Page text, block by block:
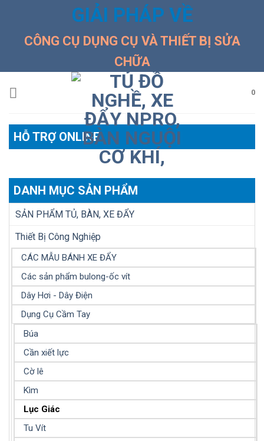
content
GIẢI PHÁP VỀ
CÔNG CỤ DỤNG CỤ VÀ THIẾT BỊ SỬA
CHỮA
0
HỖ TRỢ ONLINE
DANH MỤC SẢN PHẨM
SẢN PHẨM TỦ, BÀN, XE ĐẨY
Thiết Bị Công Nghiệp
CÁC MẪU BÁNH XE ĐẨY
Các sản phẩm bulong-ốc vít
Dây Hơi - Dây Điện
Dụng Cụ Cầm Tay
Búa
Cần xiết lực
Cờ lê
Kìm
Lục Giác
Tu Vít